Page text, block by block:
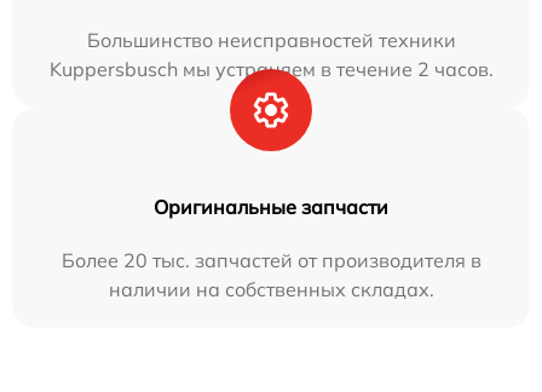
Большинство неисправностей техники
Kuppersbusch мы устраняем в течение 2 часов.
Оригинальные запчасти
Более 20 тыс. запчастей от производителя в
наличии на собственных складах.